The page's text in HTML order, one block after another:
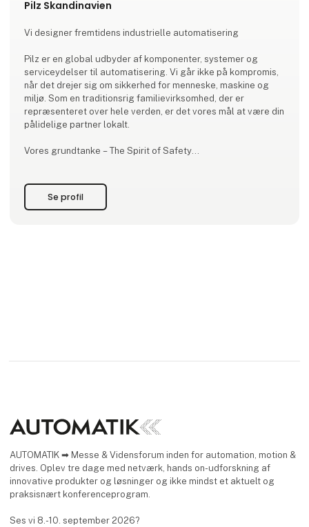
Pilz Skandinavien
Vi designer fremtidens industrielle automatisering
Pilz er en global udbyder af komponenter, systemer og
serviceydelser til automatisering. Vi går ikke på kompromis,
når det drejer sig om sikkerhed for menneske, maskine og
miljø. Som en traditionsrig familievirksomhed, der er
repræsenteret over hele verden, er det vores mål at være din
pålidelige partner lokalt.
Vores grundtanke – The Spirit of Safety
ses i hvert eneste produkt og hver eneste løsning fra Pilz,
som tager hensyn til både maskinsikkerhed og krav til
Se profil
AUTOMATIK ➡ Messe & Vidensforum inden for automation, motion &
drives. Oplev tre dage med netværk, hands on-udforskning af
innovative produkter og løsninger og ikke mindst et aktuelt og
praksisnært konferenceprogram.
Ses vi 8.-10. september 2026?